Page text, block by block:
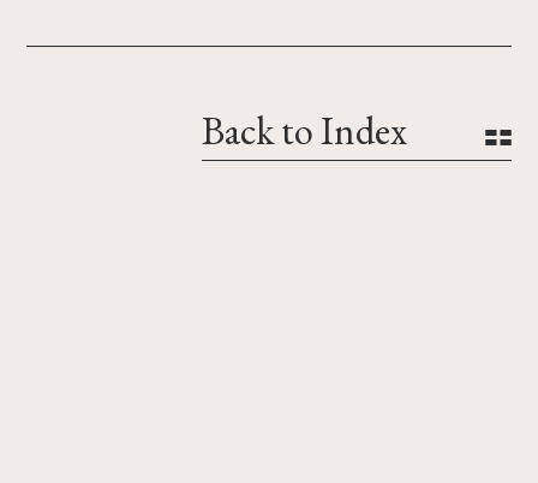
Back to Index